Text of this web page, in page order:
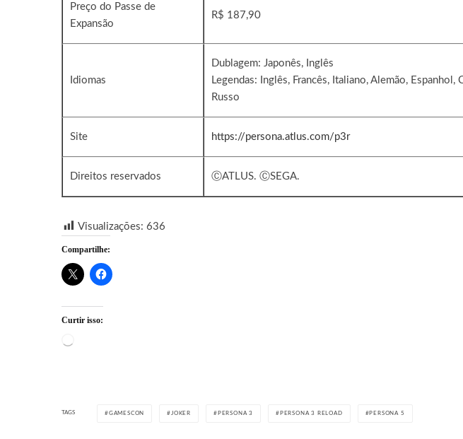
Preço do Passe de
Expansão
R$ 187,90
Idiomas
Dublagem: Japonês, Inglês
Legendas: Inglês, Francês, Italiano, Alemão,
Russo
Site https://persona.atlus.com/p3r
Direitos reservados ⒸATLUS. ⒸSEGA.
Visualizações: 636
Compartilhe:
Curtir isso:
TAGS GAMESCON JOKER PERSONA 3 PERSONA 3 RELOAD PERSONA 5